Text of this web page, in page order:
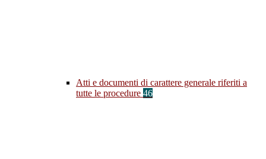
Atti e documenti di carattere generale riferiti a
tutte le procedure 46